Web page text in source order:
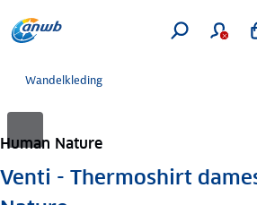
Wandelkleding
Human Nature
Venti - Thermoshirt